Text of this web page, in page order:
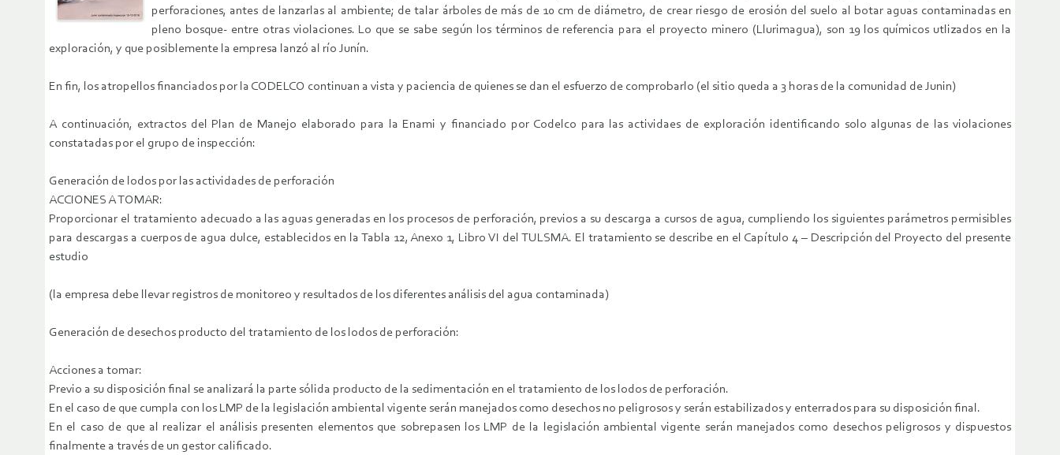
perforaciones, antes de lanzarlas al ambiente; de talar árboles de más de 10 cm de diámetro, de crear riesgo de erosión del suelo al botar aguas contaminadas en
pleno bosque- entre otras violaciones. ​Lo que se sabe según los términos de referencia para el proyecto minero (Llurimagua), son 19 ​los químicos ​utlizados en la
exploración, y que posiblemente​ la empresa lanzó al río Junín.
En fin, los atropellos financiados por la CODELCO continuan a vista y paciencia de quienes se dan el esfuerzo de comprobarlo (el sitio queda a 3 horas de la comunidad de Junin)
A continuación, extractos del Plan de Manejo elaborado para la Enami y financiado por Codelco para las actividaes de exploración identificando solo algunas de las violaciones
constatadas por el grupo de inspección:
Generación de lodos por las actividades de perforación
ACCIONES A TOMAR:
Proporcionar el tratamiento adecuado a las aguas generadas en los procesos de perforación, previos a su descarga a cursos de agua, cumpliendo los siguientes parámetros permisibles
para descargas a cuerpos de agua dulce, establecidos en la Tabla 12, Anexo 1, Libro VI del TULSMA. El tratamiento se describe en el Capítulo 4 – Descripción del Proyecto del presente
estudio
(la empresa debe llevar registros de monitoreo y resultados de los diferentes análisis del agua contaminada)
Generación de desechos producto del tratamiento de los lodos de perforación:
Acciones a tomar:
Previo a su disposición final se analizará la parte sólida producto de la sedimentación en el tratamiento de los lodos de perforación.
En el caso de que cumpla con los LMP de la legislación ambiental vigente serán manejados como desechos no peligrosos y serán estabilizados y enterrados para su disposición final.
En el caso de que al realizar el análisis presenten elementos que sobrepasen los LMP de la legislación ambiental vigente serán manejados como desechos peligrosos y dispuestos
finalmente a través de un gestor calificado.